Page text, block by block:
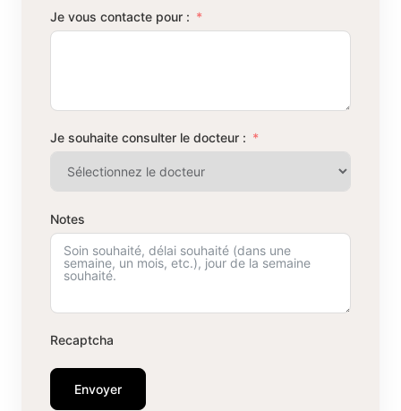
Je vous contacte pour :
Je souhaite consulter le docteur :
Notes
Recaptcha
Envoyer